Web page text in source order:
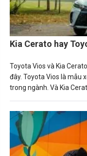
Kia Cerato hay
Toyota Vios và Kia
đây. Toyota Vios là mẫu
trong ngành. Và Kia